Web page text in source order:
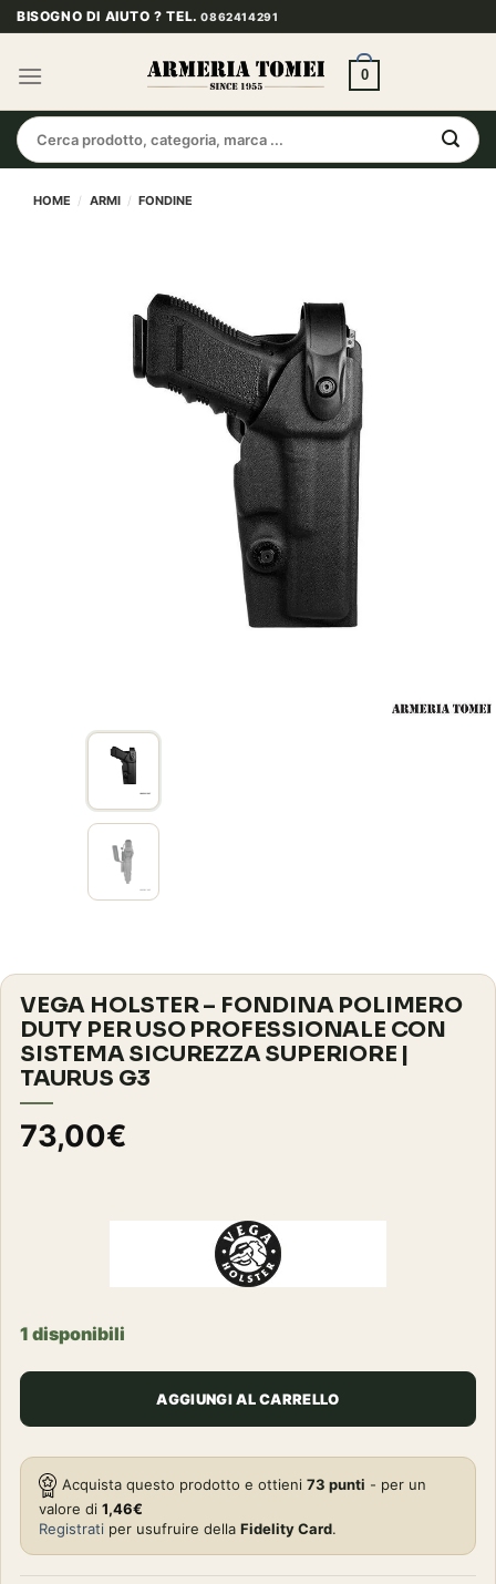
Salta
ai
contenuti
BISOGNO DI AIUTO ? TEL.0862414291
0
Cerca:
HOME / ARMI / FONDINE
VEGA HOLSTER – FONDINA POLIMERO
DUTY PER USO PROFESSIONALE CON
SISTEMA SICUREZZA SUPERIORE |
TAURUS G3
73,00€
1 disponibili
AGGIUNGI AL CARRELLO
Acquista questo prodotto e ottieni 73 punti - per un
valore di 1,46€
Registrati per usufruire della Fidelity Card.